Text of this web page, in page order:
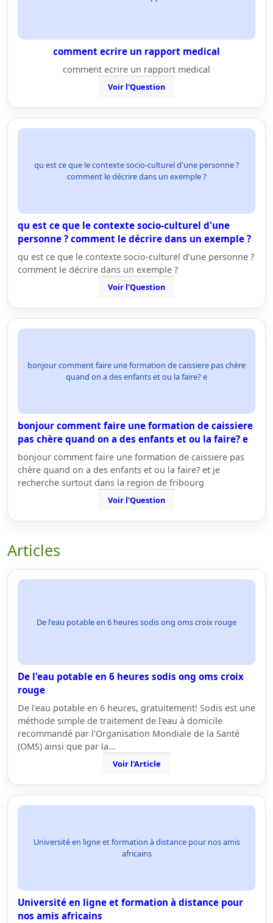
comment ecrire un rapport medical
comment ecrire un rapport medical
Voir l'Question
qu est ce que le contexte socio-culturel d'une personne ?
comment le décrire dans un exemple ?
qu est ce que le contexte socio-culturel d'une
personne ? comment le décrire dans un exemple ?
qu est ce que le contexte socio-culturel d'une personne ?
comment le décrire dans un exemple ?
Voir l'Question
bonjour comment faire une formation de caissiere pas chère
quand on a des enfants et ou la faire? e
bonjour comment faire une formation de caissiere
pas chère quand on a des enfants et ou la faire? e
bonjour comment faire une formation de caissiere pas
chère quand on a des enfants et ou la faire? et je
recherche surtout dans la region de fribourg
Voir l'Question
Articles
De l'eau potable en 6 heures sodis ong oms croix rouge
De l'eau potable en 6 heures sodis ong oms croix
rouge
De l'eau potable en 6 heures, gratuitement! Sodis est une
méthode simple de traitement de l'eau à domicile
recommandé par l'Organisation Mondiale de la Santé
(OMS) ainsi que par la…
Voir l'Article
Université en ligne et formation à distance pour nos amis
africains
Université en ligne et formation à distance pour
nos amis africains